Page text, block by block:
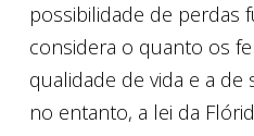
possibilidade de perdas
considera o quanto os
qualidade de vida e a de
no entanto, a lei da